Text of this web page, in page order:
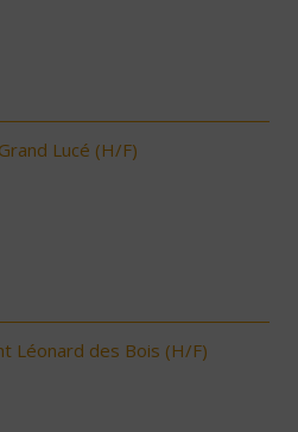
Lucé (H/F)
Léonard des Bois (H/F)